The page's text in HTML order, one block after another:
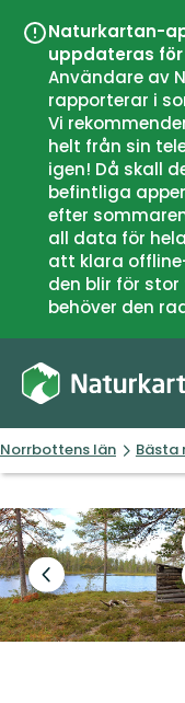
Naturkartan-
uppdateras
Användare av
rapporterar i
Vi
helt från sin
igen! Då skall
befintliga
efter
all data för
att klara
den blir för
behöver den
Norrbottens län Bästa
Föregående
bild